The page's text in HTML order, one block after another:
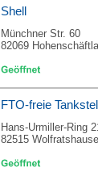
Shell
Münchner Str. 60
82069
FTO-freie
Hans-Urmiller-Ring
82515